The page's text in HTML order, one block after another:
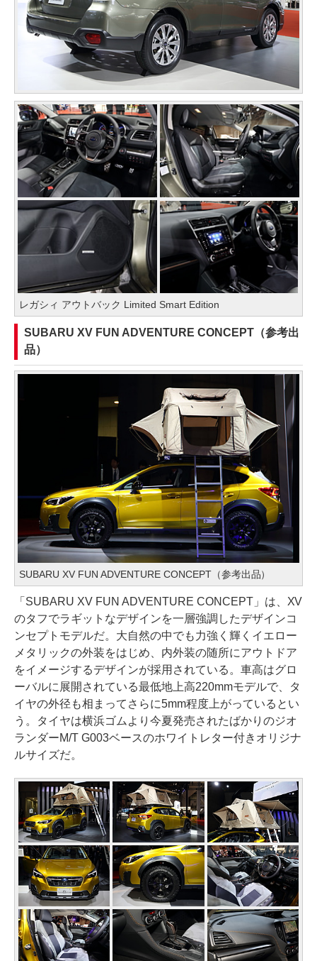
レガシィ アウトバック Limited Smart Edition
SUBARU XV FUN ADVENTURE CONCEPT（参考出
品）
SUBARU XV FUN ADVENTURE CONCEPT（参考出品）
「SUBARU XV FUN ADVENTURE CONCEPT」は、XV
のタフでラギットなデザインを一層強調したデザインコ
ンセプトモデルだ。大自然の中でも力強く輝くイエロー
メタリックの外装をはじめ、内外装の随所にアウトドア
をイメージするデザインが採用されている。車高はグロ
ーバルに展開されている最低地上高220mmモデルで、タ
イヤの外径も相まってさらに5mm程度上がっているとい
う。タイヤは横浜ゴムより今夏発売されたばかりのジオ
ランダーM/T G003ベースのホワイトレター付きオリジナ
ルサイズだ。